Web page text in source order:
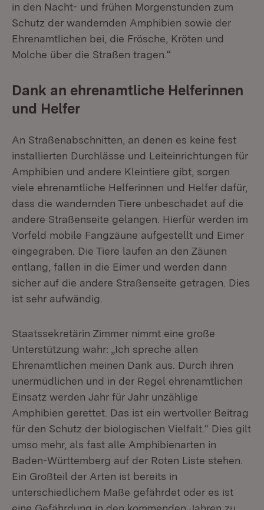
in den Nacht- und frühen Morgenstunden zum
Schutz der wandernden Amphibien sowie der
Ehrenamtlichen bei, die Frösche, Kröten und
Molche über die Straßen tragen.“
Dank an ehrenamtliche Helferinnen
und Helfer
An Straßenabschnitten, an denen es keine fest
installierten Durchlässe und Leiteinrichtungen für
Amphibien und andere Kleintiere gibt, sorgen
viele ehrenamtliche Helferinnen und Helfer dafür,
dass die wandernden Tiere unbeschadet auf die
andere Straßenseite gelangen. Hierfür werden im
Vorfeld mobile Fangzäune aufgestellt und Eimer
eingegraben. Die Tiere laufen an den Zäunen
entlang, fallen in die Eimer und werden dann
sicher auf die andere Straßenseite getragen. Dies
ist sehr aufwändig.
Staatssekretärin Zimmer nimmt eine große
Unterstützung wahr: „Ich spreche allen
Ehrenamtlichen meinen Dank aus. Durch ihren
unermüdlichen und in der Regel ehrenamtlichen
Einsatz werden Jahr für Jahr unzählige
Amphibien gerettet. Das ist ein wertvoller Beitrag
für den Schutz der biologischen Vielfalt.“ Dies gilt
umso mehr, als fast alle Amphibienarten in
Baden-Württemberg auf der Roten Liste stehen.
Ein Großteil der Arten ist bereits in
unterschiedlichem Maße gefährdet oder es ist